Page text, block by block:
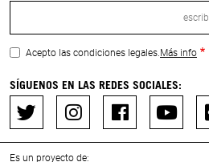
Acepto las condiciones legales.Más info
SÍGUENOS EN LAS REDES SOCIALES:
Es un proyecto de: